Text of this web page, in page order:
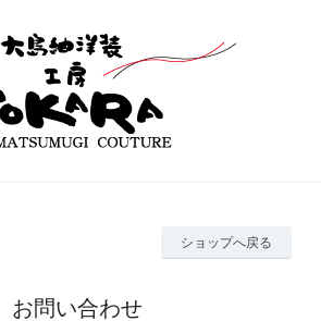
ショップへ戻る
お問い合わせ